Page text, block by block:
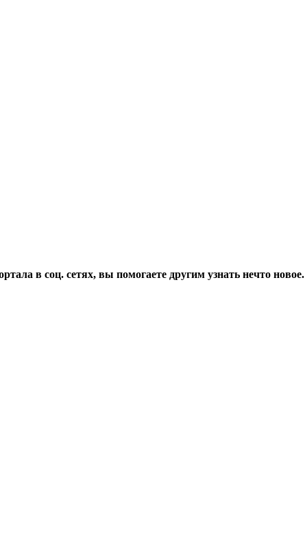
в соц. сетях, вы помогаете другим узнать нечто новое.